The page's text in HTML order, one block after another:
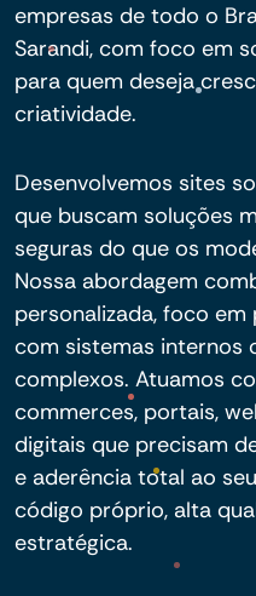
empresas de todo o
Sarandi, com foco em
para quem deseja
criatividade.
Desenvolvemos sites
que buscam soluções
seguras do que os
Nossa abordagem
personalizada, foco
com sistemas internos
complexos. Atuamos
commerces, portais,
digitais que precisam
e aderência total ao
código próprio, alta
estratégica.